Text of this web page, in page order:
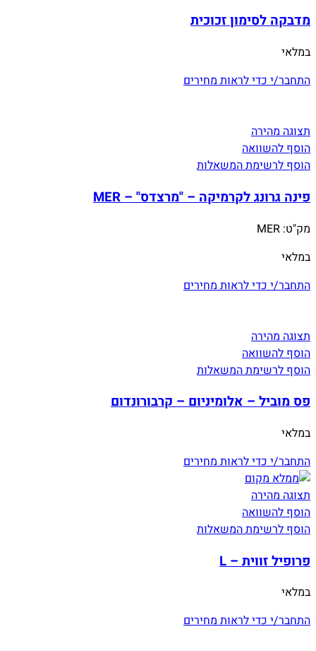
מדבקה לסימון זכוכית
במלאי
התחבר/י כדי לראות מחירים
תצוגה מהירה
הוסף להשוואה
הוסף לרשימת המשאלות
פינה גרונג לקרמיקה – "מרצדס" – MER
מק"ט: MER
במלאי
התחבר/י כדי לראות מחירים
תצוגה מהירה
הוסף להשוואה
הוסף לרשימת המשאלות
פס מוביל – אלומיניום – קרבורונדום
במלאי
התחבר/י כדי לראות מחירים
תצוגה מהירה
הוסף להשוואה
הוסף לרשימת המשאלות
פרופיל זווית – L
במלאי
התחבר/י כדי לראות מחירים